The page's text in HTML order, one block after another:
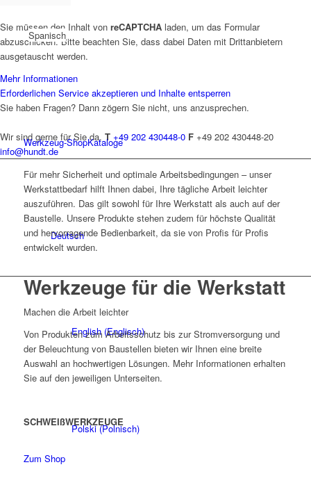
Spanisch
Werkzeug-ShopKataloge
Deutsch
English(Englisch)
Polski(Polnisch)
Sie müssen den Inhalt von reCAPTCHA laden, um das Formular
abzuschicken. Bitte beachten Sie, dass dabei Daten mit Drittanbietern
ausgetauscht werden.
Mehr Informationen
Erforderlichen Service akzeptieren und Inhalte entsperren
Sie haben Fragen? Dann zögern Sie nicht, uns anzusprechen.
Wir sind gerne für Sie da. T +49 202 430448-0 F +49 202 430448-20
info@hundt.de
Für mehr Sicherheit und optimale Arbeitsbedingungen – unser
Werkstattbedarf hilft Ihnen dabei, Ihre tägliche Arbeit leichter
auszuführen. Das gilt sowohl für Ihre Werkstatt als auch auf der
Baustelle. Unsere Produkte stehen zudem für höchste Qualität
und hervorragende Bedienbarkeit, da sie von Profis für Profis
entwickelt wurden.
Werkzeuge für die Werkstatt
Machen die Arbeit leichter
Von Produkten zum Arbeitsschutz bis zur Stromversorgung und
der Beleuchtung von Baustellen bieten wir Ihnen eine breite
Auswahl an hochwertigen Lösungen. Mehr Informationen erhalten
Sie auf den jeweiligen Unterseiten.
SCHWEIß­WERKZEUGE
Zum Shop